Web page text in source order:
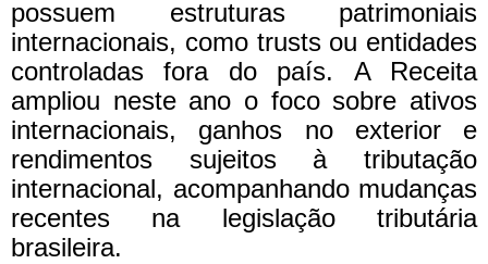
possuem estruturas patrimoniais
internacionais, como trusts ou entidades
controladas fora do país. A Receita
ampliou neste ano o foco sobre ativos
internacionais, ganhos no exterior e
rendimentos sujeitos à tributação
internacional, acompanhando mudanças
recentes na legislação tributária
brasileira.